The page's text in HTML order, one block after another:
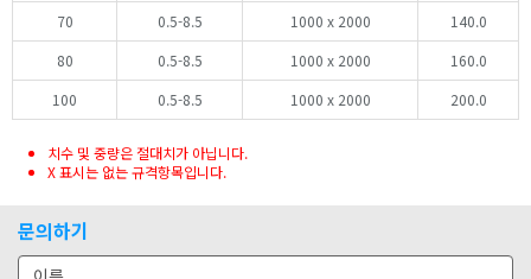
70
0.5-8.5 1000 x 2000
140.0
80
0.5-8.5 1000 x 2000
160.0
100
0.5-8.5 1000 x 2000 200.0
치수 및 중량은 절대치가 아닙니다.
X 표시는 없는 규격항목입니다.
문의하기